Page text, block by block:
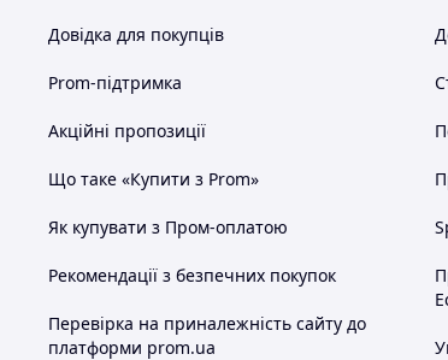
Довідка для покупців
Prom-підтримка
Акційні пропозиції
Що таке «Купити з Prom»
Як купувати з Пром-оплатою
Рекомендації з безпечних покупок
Перевірка на приналежність сайту до
платформи prom.ua